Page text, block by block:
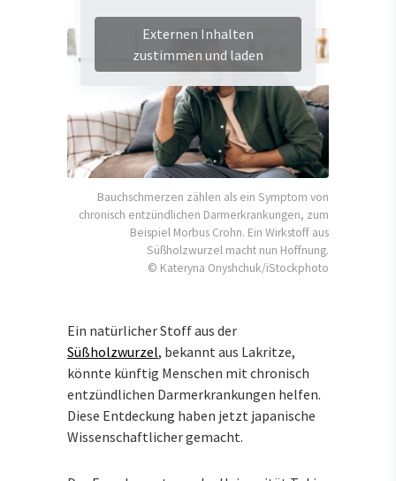
Externen Inhalten
zustimmen und laden
Bauchschmerzen zählen als ein Symptom von
chronisch entzündlichen Darmerkrankungen, zum
Beispiel Morbus Crohn. Ein Wirkstoff aus
Süßholzwurzel macht nun Hoffnung.
© Kateryna Onyshchuk/iStockphoto
Ein natürlicher Stoff aus der
Süßholzwurzel, bekannt aus Lakritze,
könnte künftig Menschen mit chronisch
entzündlichen Darmerkrankungen helfen.
Diese Entdeckung haben jetzt japanische
Wissenschaftlicher gemacht.